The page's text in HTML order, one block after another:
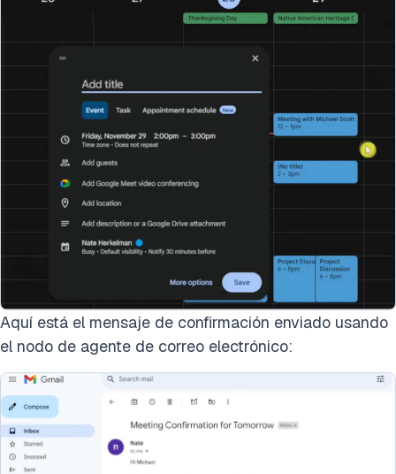
Aquí está el mensaje de confirmación enviado usando
el nodo de agente de correo electrónico: